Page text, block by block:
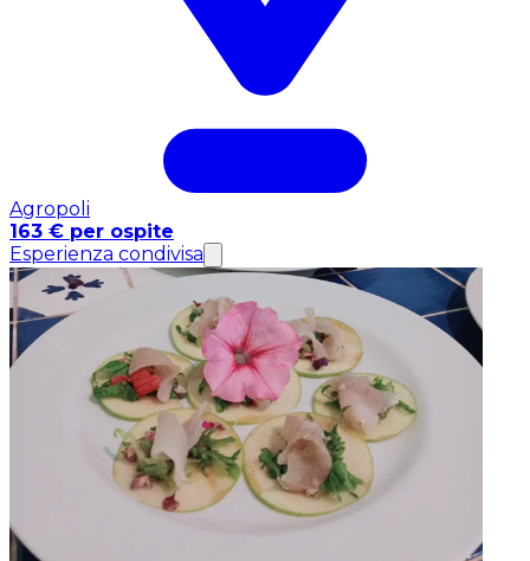
Agropoli
163 € per ospite
Esperienza condivisa